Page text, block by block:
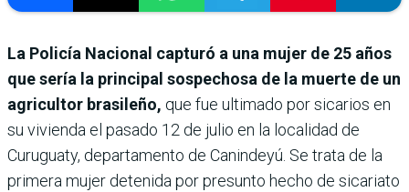
La Policía Nacional capturó a una mujer de 25 años
que sería la principal sospechosa de la muerte de un
agricultor brasileño, que fue ultimado por sicarios en
su vivienda el pasado 12 de julio en la localidad de
Curuguaty, departamento de Canindeyú. Se trata de la
primera mujer detenida por presunto hecho de sicariato